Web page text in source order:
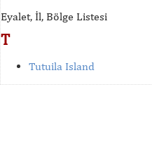
Eyalet, İl, Bölge Listesi
T
Tutuila Island